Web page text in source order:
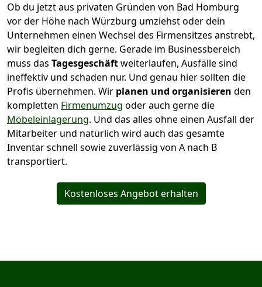
Ob du jetzt aus privaten Gründen von Bad Homburg
vor der Höhe nach Würzburg umziehst oder dein
Unternehmen einen Wechsel des Firmensitzes anstrebt,
wir begleiten dich gerne. Gerade im Businessbereich
muss das Tagesgeschäftweiterlaufen, Ausfälle sind
ineffektiv und schaden nur. Und genau hier sollten die
Profis übernehmen. Wir planen und organisieren den
kompletten Firmenumzug oder auch gerne die
Möbeleinlagerung. Und das alles ohne einen Ausfall der
Mitarbeiter und natürlich wird auch das gesamte
Inventar schnell sowie zuverlässig von A nach B
transportiert.
Kostenloses Angebot erhalten